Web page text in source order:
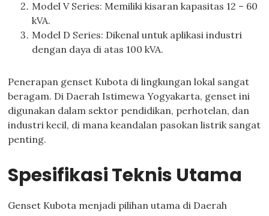
Model V Series: Memiliki kisaran kapasitas 12 – 60
kVA.
Model D Series: Dikenal untuk aplikasi industri
dengan daya di atas 100 kVA.
Penerapan genset Kubota di lingkungan lokal sangat
beragam. Di Daerah Istimewa Yogyakarta, genset ini
digunakan dalam sektor pendidikan, perhotelan, dan
industri kecil, di mana keandalan pasokan listrik sangat
penting.
Spesifikasi Teknis Utama
Genset Kubota menjadi pilihan utama di Daerah